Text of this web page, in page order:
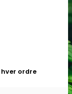
ordre